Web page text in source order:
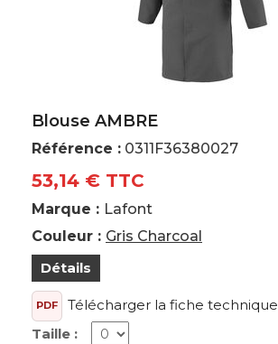
Blouse AMBRE
Référence : 0311F36380027
53,14 € TTC
Marque : Lafont
Couleur : Gris Charcoal
Détails
PDF
Télécharger la fiche technique
Taille :